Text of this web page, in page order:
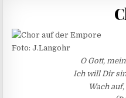
Foto: J.Langohr
O Gott,
Ich will Dir
Wach